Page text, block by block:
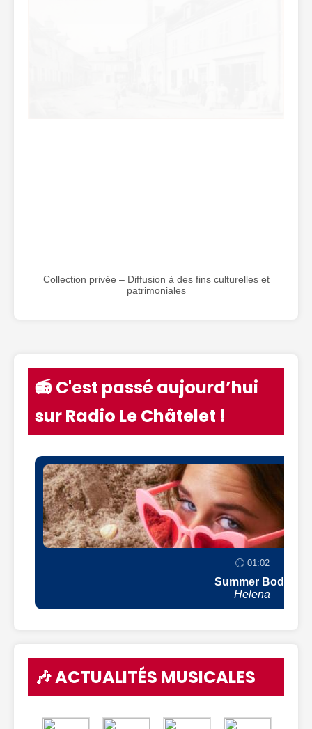
Collection privée – Diffusion à des fins culturelles et
patrimoniales
📻 C'est passé aujourd’hui
sur Radio Le Châtelet !
🕒 01:02
Summer Body
Helena
🎶 ACTUALITÉS MUSICALES